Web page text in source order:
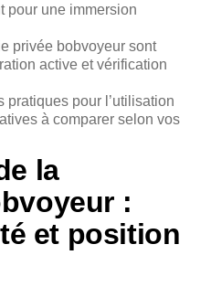
pour une immersion
privée bobvoyeur sont
active et vérification
pour l’utilisation
à comparer selon vos
la
:
et position